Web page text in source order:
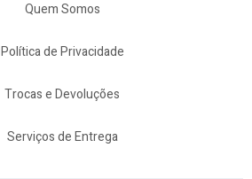
Quem Somos
Política de Privacidade
Trocas e Devoluções
Serviços de Entrega